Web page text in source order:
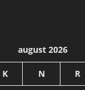
august 2026
K N R